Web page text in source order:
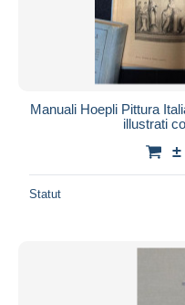
Manuali Hoepli Pittura
illustrati
±
Statut